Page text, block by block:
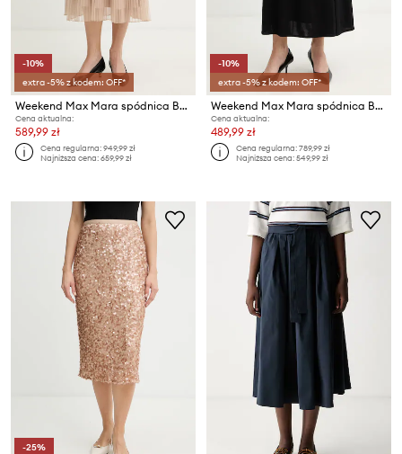
-10%
extra -5% z kodem: OFF*
Weekend Max Mara spódnica BABY
Cena aktualna:
589,99 zł
Cena regularna:949,99 zł
Najniższa cena:659,99 zł
-10%
extra -5% z kodem: OFF*
Weekend Max Mara spódnica BASTIA
Cena aktualna:
489,99 zł
Cena regularna:789,99 zł
Najniższa cena:549,99 zł
-25%